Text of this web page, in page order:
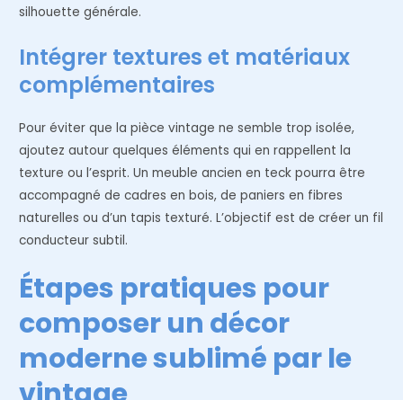
silhouette générale.
Intégrer textures et matériaux
complémentaires
Pour éviter que la pièce vintage ne semble trop isolée,
ajoutez autour quelques éléments qui en rappellent la
texture ou l’esprit. Un meuble ancien en teck pourra être
accompagné de cadres en bois, de paniers en fibres
naturelles ou d’un tapis texturé. L’objectif est de créer un fil
conducteur subtil.
Étapes pratiques pour
composer un décor
moderne sublimé par le